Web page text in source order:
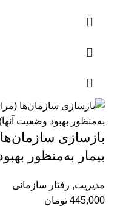
بازسازی
بيمار به‌منظور
مدیریت, رفتار سازمانی
445,000 تومان